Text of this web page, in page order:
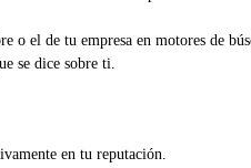
o el de tu empresa en motores de
se dice sobre ti.
en tu reputación.